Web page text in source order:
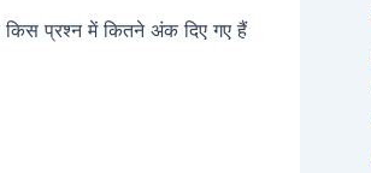
किस प्रश्न में कितने अंक दिए गए हैं